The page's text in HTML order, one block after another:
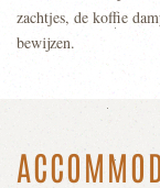
zachtjes, de koffie
bewijzen.